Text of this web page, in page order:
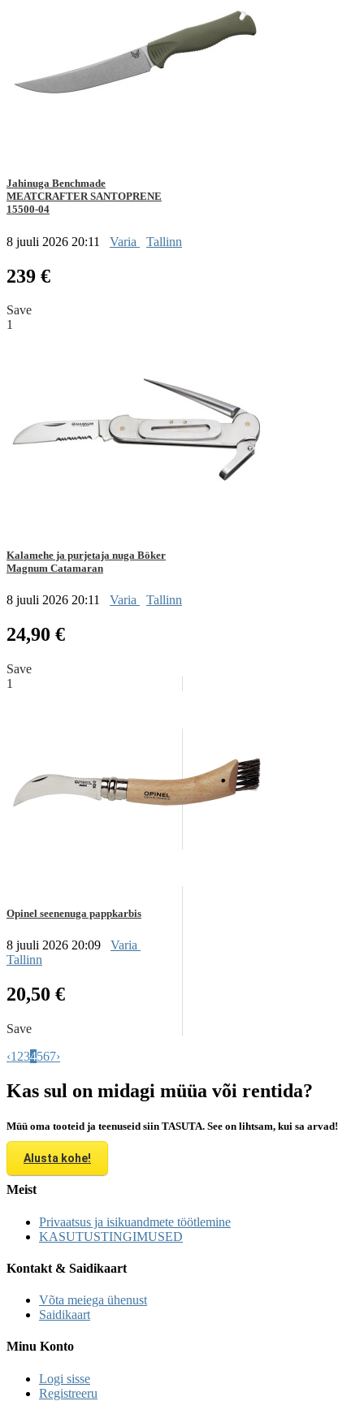
Jahinuga Benchmade
MEATCRAFTER SANTOPRENE
15500-04
8 juuli 2026 20:11 Varia Tallinn
239 €
Save
1
Kalamehe ja purjetaja nuga Böker
Magnum Catamaran
8 juuli 2026 20:11 Varia Tallinn
24,90 €
Save
1
Opinel seenenuga pappkarbis
8 juuli 2026 20:09
Varia
Tallinn
20,50 €
Save
‹1 234567›
Kas sul on midagi müüa või rentida?
Müü oma tooteid ja teenuseid siin TASUTA. See on lihtsam, kui sa arvad!
Alusta kohe!
Meist
Privaatsus ja isikuandmete töötlemine
KASUTUSTINGIMUSED
Kontakt & Saidikaart
Võta meiega ühenust
Saidikaart
Minu Konto
Logi sisse
Registreeru